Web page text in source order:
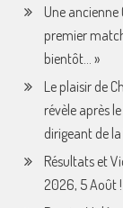
Une
premier
bientôt… »
Le plaisir de
révèle après
dirigeant de
Résultats et
2026, 5 Août !